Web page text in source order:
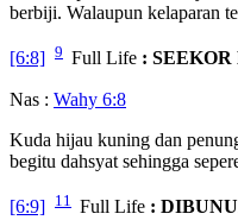
berbiji. Walaupun kelaparan
[6:8] 9 Full Life :
Nas : Wahy 6:8
Kuda hijau kuning dan
begitu dahsyat sehingga
[6:9] 11 Full Life :